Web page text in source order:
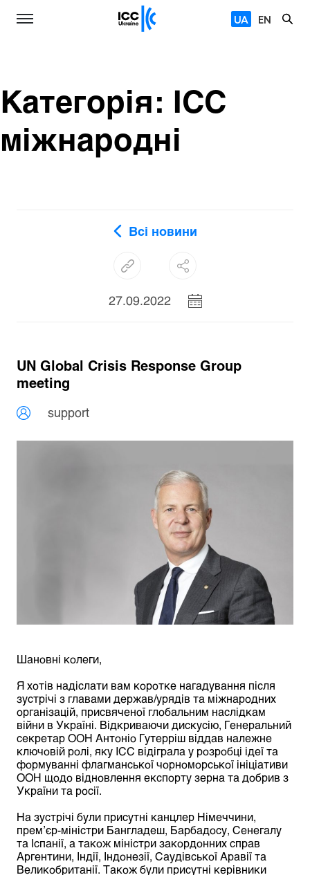
UA EN
Категорія: ІСС
міжнародні
Всі новини
27.09.2022
UN Global Crisis Response Group
meeting
support
Шановні колеги,
Я хотів надіслати вам коротке нагадування після
зустрічі з главами держав/урядів та міжнародних
організацій, присвяченої глобальним наслідкам
війни в Україні. Відкриваючи дискусію, Генеральний
секретар ООН Антоніо Гутерріш віддав належне
ключовій ролі, яку ICC відіграла у розробці ідеї та
формуванні флагманської чорноморської ініціативи
ООН щодо відновлення експорту зерна та добрив з
України та росії.
На зустрічі були присутні канцлер Німеччини,
прем’єр-міністри Бангладеш, Барбадосу, Сенегалу
та Іспанії, а також міністри закордонних справ
Аргентини, Індії, Індонезії, Саудівської Аравії та
Великобританії. Також були присутні керівники